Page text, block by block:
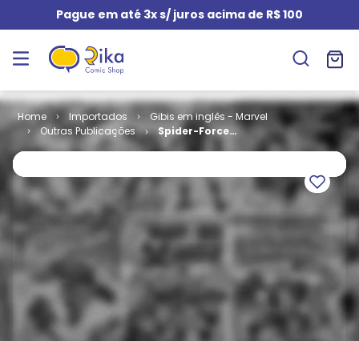
Pague em até 3x s/ juros acima de R$ 100
Importados
Gibis em inglês - Marvel
Outras Publicações
Spider-Force
# 3